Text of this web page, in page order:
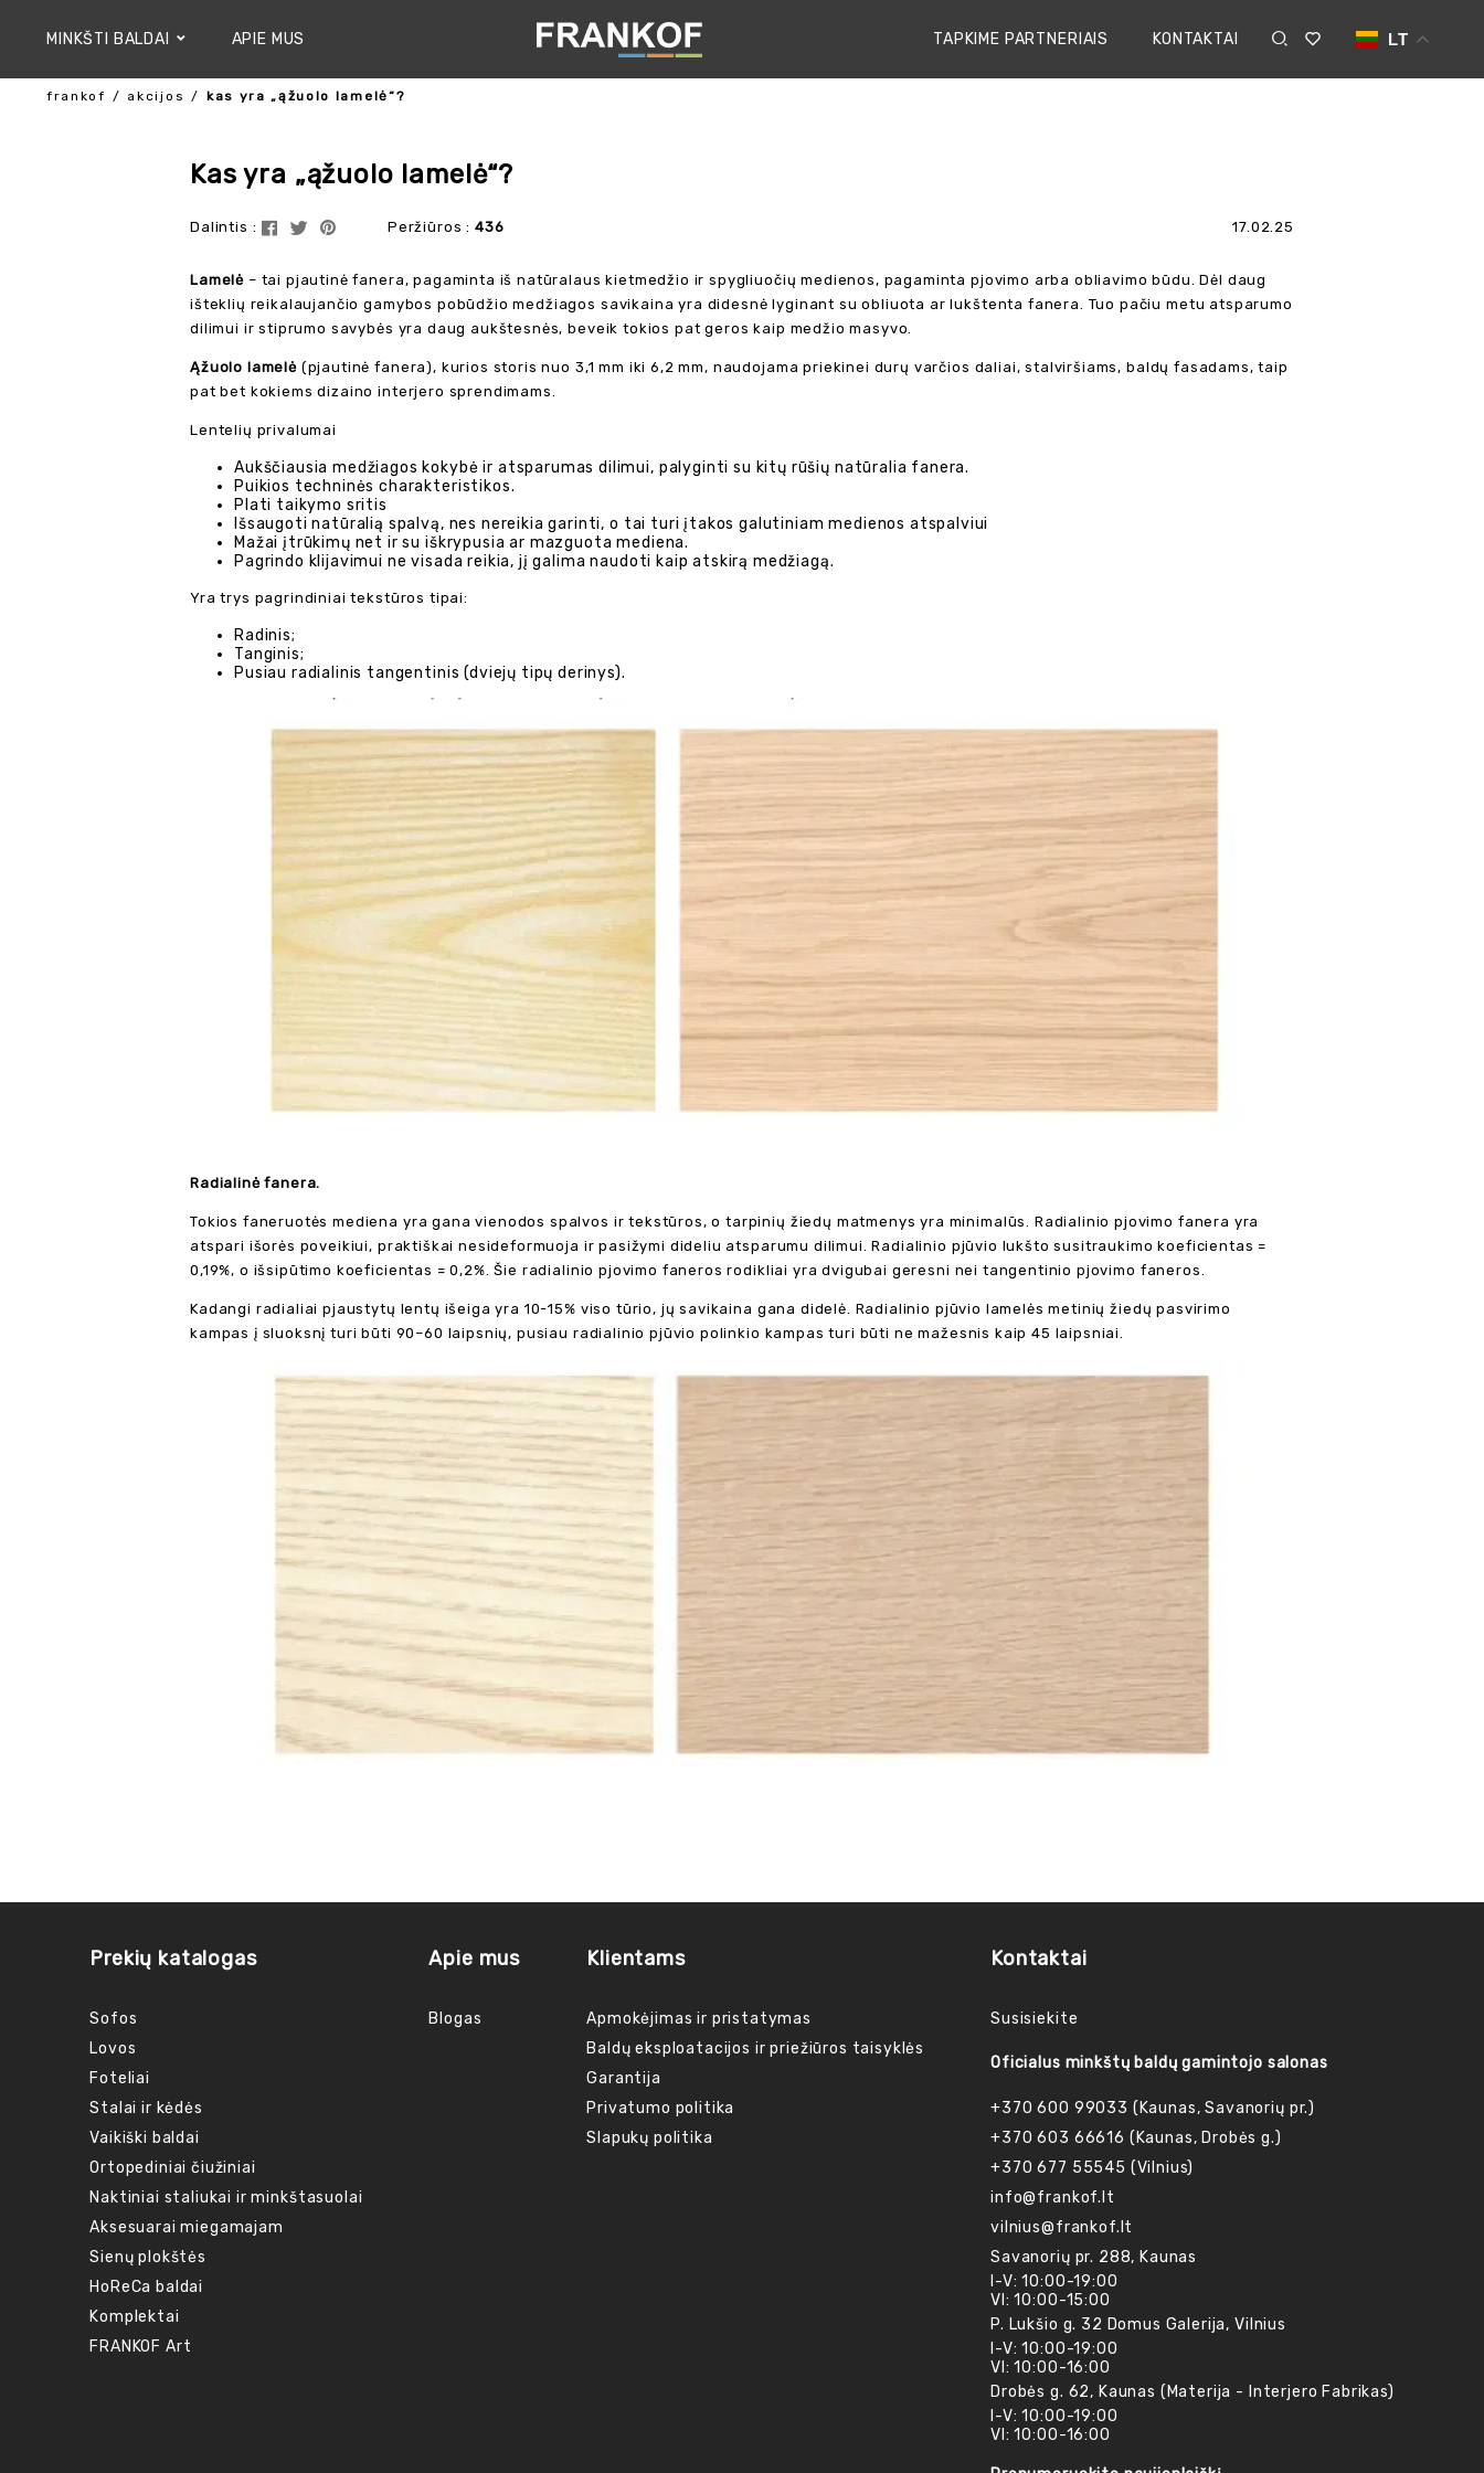
MINKŠTI BALDAI APIE MUS TAPKIME PARTNERIAIS KONTAKTAI LT
frankof akcijos kas yra „ąžuolo lamelė“?
Kas yra „ąžuolo lamelė“?
Dalintis : Peržiūros :436 17.02.25
Lamelė – tai pjautinė fanera, pagaminta iš natūralaus kietmedžio ir spygliuočių medienos, pagaminta pjovimo arba obliavimo būdu. Dėl daug
išteklių reikalaujančio gamybos pobūdžio medžiagos savikaina yra didesnė lyginant su obliuota ar lukštenta fanera. Tuo pačiu metu atsparumo
dilimui ir stiprumo savybės yra daug aukštesnės, beveik tokios pat geros kaip medžio masyvo.
Ąžuolo lamelė(pjautinė fanera), kurios storis nuo 3,1 mm iki 6,2 mm, naudojama priekinei durų varčios daliai, stalviršiams, baldų fasadams, taip
pat bet kokiems dizaino interjero sprendimams.
Lentelių privalumai
Aukščiausia medžiagos kokybė ir atsparumas dilimui, palyginti su kitų rūšių natūralia fanera.
Puikios techninės charakteristikos.
Plati taikymo sritis
Išsaugoti natūralią spalvą, nes nereikia garinti, o tai turi įtakos galutiniam medienos atspalviui
Mažai įtrūkimų net ir su iškrypusia ar mazguota mediena.
Pagrindo klijavimui ne visada reikia, jį galima naudoti kaip atskirą medžiagą.
Yra trys pagrindiniai tekstūros tipai:
Radinis;
Tanginis;
Pusiau radialinis tangentinis (dviejų tipų derinys).
Radialinė fanera.
Tokios faneruotės mediena yra gana vienodos spalvos ir tekstūros, o tarpinių žiedų matmenys yra minimalūs. Radialinio pjovimo fanera yra
atspari išorės poveikiui, praktiškai nesideformuoja ir pasižymi dideliu atsparumu dilimui. Radialinio pjūvio lukšto susitraukimo koeficientas =
0,19%, o išsipūtimo koeficientas = 0,2%. Šie radialinio pjovimo faneros rodikliai yra dvigubai geresni nei tangentinio pjovimo faneros.
Kadangi radialiai pjaustytų lentų išeiga yra 10-15% viso tūrio, jų savikaina gana didelė. Radialinio pjūvio lamelės metinių žiedų pasvirimo
kampas į sluoksnį turi būti 90–60 laipsnių, pusiau radialinio pjūvio polinkio kampas turi būti ne mažesnis kaip 45 laipsniai.
Prekių katalogas
Sofos
Lovos
Foteliai
Stalai ir kėdės
Vaikiški baldai
Ortopediniai čiužiniai
Naktiniai staliukai ir minkštasuolai
Aksesuarai miegamajam
Sienų plokštės
HoReCa baldai
Komplektai
FRANKOF Art
Apie mus
Blogas
Klientams
Apmokėjimas ir pristatymas
Baldų eksploatacijos ir priežiūros taisyklės
Garantija
Privatumo politika
Slapukų politika
Kontaktai
Susisiekite
Oficialus minkštų baldų gamintojo salonas
+370 600 99033 (Kaunas, Savanorių pr.)
+370 603 66616 (Kaunas, Drobės g.)
+370 677 55545 (Vilnius)
info@frankof.lt
vilnius@frankof.lt
Savanorių pr. 288, Kaunas
I-V: 10:00-19:00
VI: 10:00-15:00
P. Lukšio g. 32 Domus Galerija, Vilnius
I-V: 10:00-19:00
VI: 10:00-16:00
Drobės g. 62, Kaunas (Materija - Interjero Fabrikas)
I-V: 10:00-19:00
VI: 10:00-16:00